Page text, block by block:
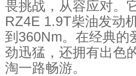
畏挑战，从容应对。
RZ4E 1.9T柴油发动
到360Nm。在经典的
劲迅猛，还拥有出色
淘一路畅游。